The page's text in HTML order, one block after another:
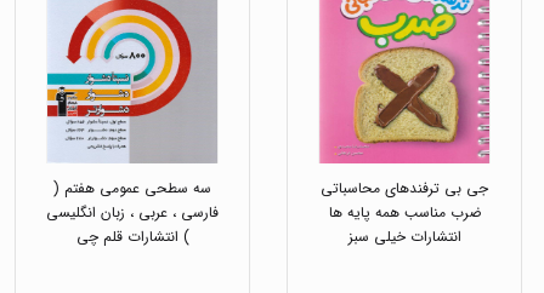
جی بی ترفندهای محاسباتی
ضرب مناسب همه پایه ها
انتشارات خیلی سبز
سه سطحی عمومی هفتم (
فارسی ، عربی ، زبان انگلیسی
) انتشارات قلم چی